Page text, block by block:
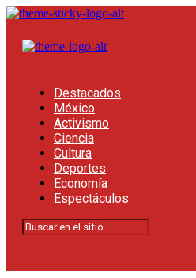
Destacados
México
Activismo
Ciencia
Cultura
Deportes
Economía
Espectáculos